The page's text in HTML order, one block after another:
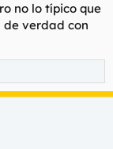
no lo típico que
de verdad con